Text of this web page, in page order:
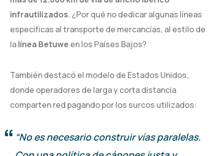
infrautilizados. ¿Por qué no dedicar algunas líneas
específicas al transporte de mercancías, al estilo de
lalínea Betuwe en los Países Bajos?
También destacó el modelo de Estados Unidos,
donde operadores de larga y corta distancia
comparten red pagando por los surcos utilizados:
“No es necesario construir vías paralelas.